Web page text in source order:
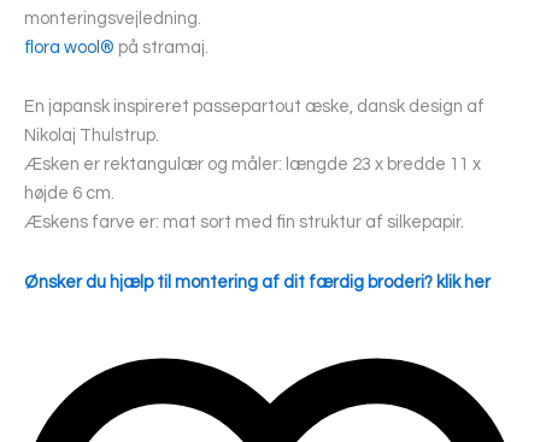
monteringsvejledning.
flora wool® på stramaj.
En japansk inspireret passepartout æske, dansk design af
Nikolaj Thulstrup.
Æsken er rektangulær og måler: længde 23 x bredde 11 x
højde 6 cm.
Æskens farve er: mat sort med fin struktur af silkepapir.
Ønsker du hjælp til montering af dit færdig broderi? klik her